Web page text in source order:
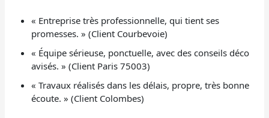
« Entreprise très professionnelle, qui tient ses
promesses. » (Client Courbevoie)
« Équipe sérieuse, ponctuelle, avec des conseils déco
avisés. » (Client Paris 75003)
« Travaux réalisés dans les délais, propre, très bonne
écoute. » (Client Colombes)